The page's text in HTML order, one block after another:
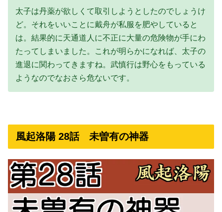
太子は丹薬が欲しくて取引しようとしたのでしょうけ
ど。それをいいことに戴舟が私服を肥やしていると
は。結果的に天通道人に不正に大量の危険物が手にわ
たってしまいました。これが明らかになれば、太子の
進退に関わってきますね。武慎行は野心をもっている
ようなのでなおさら危ないです。
風起洛陽 28話 未曽有の神器